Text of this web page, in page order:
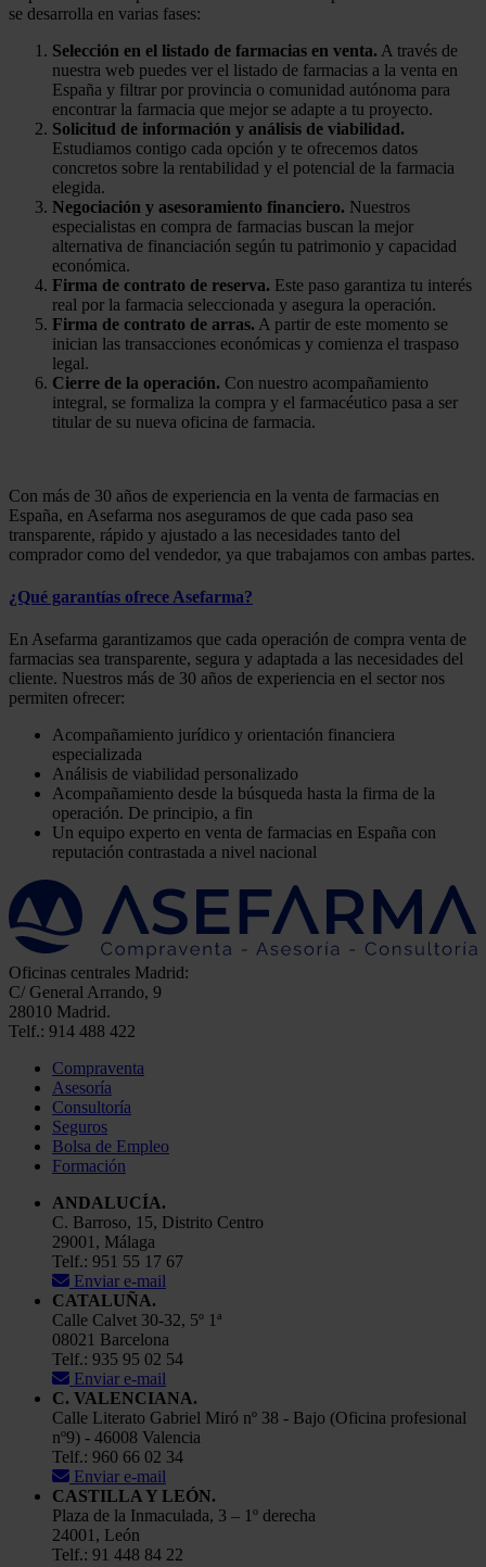
se desarrolla en varias fases:
Selección en el listado de farmacias en venta. A través de
nuestra web puedes ver el listado de farmacias a la venta en
España y filtrar por provincia o comunidad autónoma para
encontrar la farmacia que mejor se adapte a tu proyecto.
Solicitud de información y análisis de viabilidad.
Estudiamos contigo cada opción y te ofrecemos datos
concretos sobre la rentabilidad y el potencial de la farmacia
elegida.
Negociación y asesoramiento financiero. Nuestros
especialistas en compra de farmacias buscan la mejor
alternativa de financiación según tu patrimonio y capacidad
económica.
Firma de contrato de reserva. Este paso garantiza tu interés
real por la farmacia seleccionada y asegura la operación.
Firma de contrato de arras. A partir de este momento se
inician las transacciones económicas y comienza el traspaso
legal.
Cierre de la operación. Con nuestro acompañamiento
integral, se formaliza la compra y el farmacéutico pasa a ser
titular de su nueva oficina de farmacia.
Con más de 30 años de experiencia en la venta de farmacias en
España, en Asefarma nos aseguramos de que cada paso sea
transparente, rápido y ajustado a las necesidades tanto del
comprador como del vendedor, ya que trabajamos con ambas partes.
¿Qué garantías ofrece Asefarma?
En Asefarma garantizamos que cada operación de compra venta de
farmacias sea transparente, segura y adaptada a las necesidades del
cliente. Nuestros más de 30 años de experiencia en el sector nos
permiten ofrecer:
Acompañamiento jurídico y orientación financiera
especializada
Análisis de viabilidad personalizado
Acompañamiento desde la búsqueda hasta la firma de la
operación. De principio, a fin
Un equipo experto en venta de farmacias en España con
reputación contrastada a nivel nacional
Oficinas centrales Madrid:
C/ General Arrando, 9
28010 Madrid.
Telf.: 914 488 422
Compraventa
Asesoría
Consultoría
Seguros
Bolsa de Empleo
Formación
ANDALUCÍA.
C. Barroso, 15, Distrito Centro
29001, Málaga
Telf.: 951 55 17 67
Enviar e-mail
CATALUÑA.
Calle Calvet 30-32, 5º 1ª
08021 Barcelona
Telf.: 935 95 02 54
Enviar e-mail
C. VALENCIANA.
Calle Literato Gabriel Miró nº 38 - Bajo (Oficina profesional
nº9) - 46008 Valencia
Telf.: 960 66 02 34
Enviar e-mail
CASTILLA Y LEÓN.
Plaza de la Inmaculada, 3 – 1º derecha
24001, León
Telf.: 91 448 84 22